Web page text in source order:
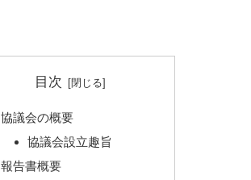
目次
協議会の概要
協議会設立趣旨
報告書概要